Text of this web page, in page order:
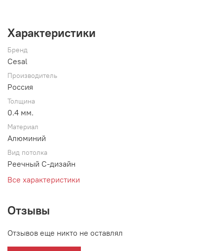
Характеристики
Бренд
Cesal
Производитель
Россия
Толщина
0.4 мм.
Материал
Алюминий
Вид потолка
Реечный С-дизайн
Все характеристики
Отзывы
Отзывов еще никто не оставлял